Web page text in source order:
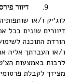
דיוור
לוג׳יק ו/או
דיוורים שונים בכל
הורדת התוכנה
ו/או העברתך אליה
לרבות באמצעות
מצידך לקבלת